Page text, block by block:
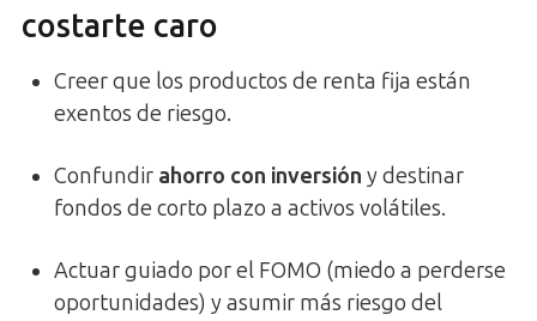
costarte caro
Creer que los productos de renta fija están
exentos de riesgo.
Confundir ahorro con inversión y destinar
fondos de corto plazo a activos volátiles.
Actuar guiado por el FOMO (miedo a perderse
oportunidades) y asumir más riesgo del